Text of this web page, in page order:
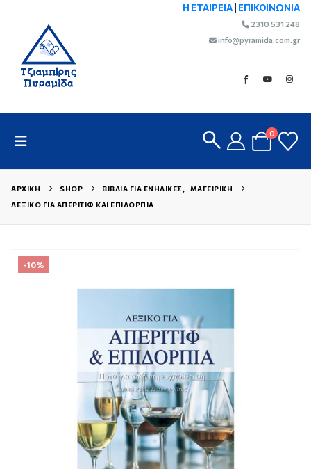
Η ΕΤΑΙΡΕΙΑ ΕΠΙΚΟΙΝΩΝΙΑ
2310 531 248
info@pyramida.com.gr
0
ΑΡΧΙΚΉ SHOP ΒΙΒΛΊΑ ΓΙΑ ΕΝΉΛΙΚΕΣ ,
ΜΑΓΕΙΡΙΚΉ
ΛΕΞΙΚΌ ΓΙΑ ΑΠΕΡΙΤΊΦ ΚΑΙ ΕΠΙΔΌΡΠΙΑ
-10%